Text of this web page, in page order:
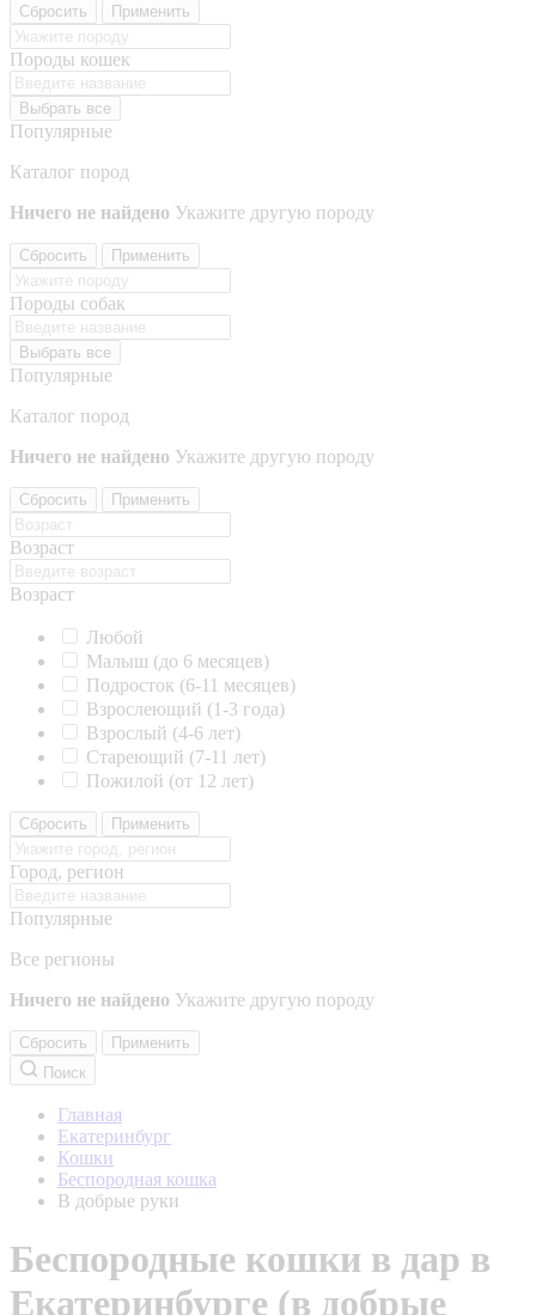
Сбросить Применить
Породы кошек
Выбрать все
Популярные
Каталог пород
Ничего не найдено Укажите другую породу
Сбросить Применить
Породы собак
Выбрать все
Популярные
Каталог пород
Ничего не найдено Укажите другую породу
Сбросить Применить
Возраст
Возраст
Любой
Малыш (до 6 месяцев)
Подросток (6-11 месяцев)
Взрослеющий (1-3 года)
Взрослый (4-6 лет)
Стареющий (7-11 лет)
Пожилой (от 12 лет)
Сбросить Применить
Город, регион
Популярные
Все регионы
Ничего не найдено Укажите другую породу
Сбросить
Применить
Поиск
Главная
Екатеринбург
Кошки
Беспородная кошка
В добрые руки
Беспородные кошки в дар в
Екатеринбурге (в добрые